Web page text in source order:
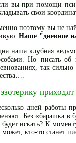
вы при помощи
свои
поэтому вы не
Наше "дневное
наша клубная
Но писать об
так
дней работы
Без «барашка в
будет искать? К
кто-то станет